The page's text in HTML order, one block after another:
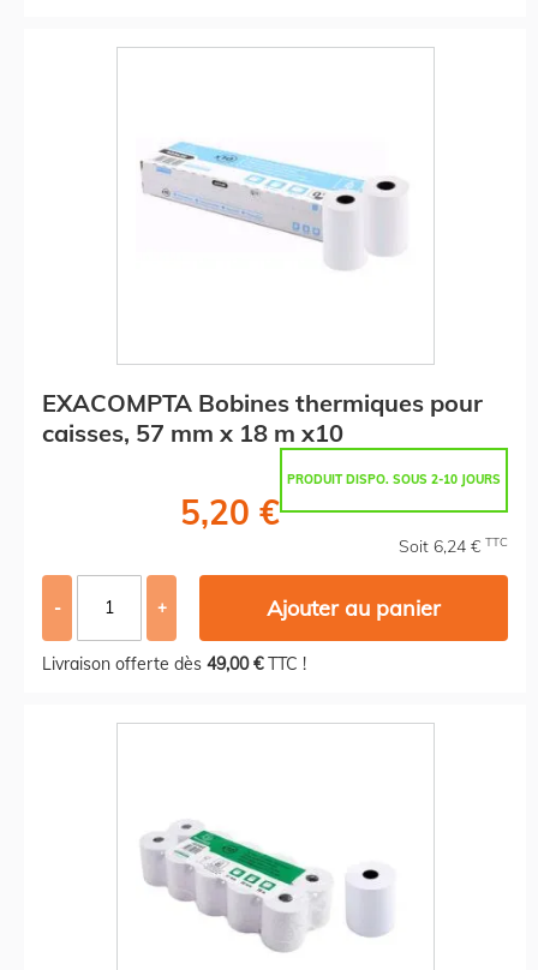
EXACOMPTA Bobines thermiques pour
caisses, 57 mm x 18 m x10
PRODUIT DISPO. SOUS 2-10 JOURS
5,20 €
Soit 6,24 € TTC
- + Ajouter au panier
Livraison offerte dès 49,00 €TTC !